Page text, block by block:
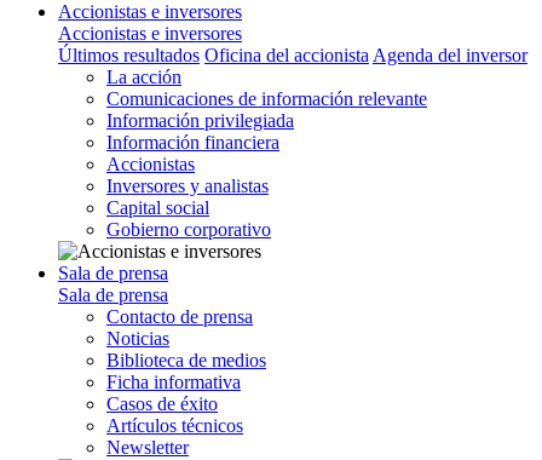
Accionistas e inversores
Accionistas e inversores
Últimos resultados Oficina del accionista Agenda del inversor
La acción
Comunicaciones de información relevante
Información privilegiada
Información financiera
Accionistas
Inversores y analistas
Capital social
Gobierno corporativo
Sala de prensa
Sala de prensa
Contacto de prensa
Noticias
Biblioteca de medios
Ficha informativa
Casos de éxito
Artículos técnicos
Newsletter